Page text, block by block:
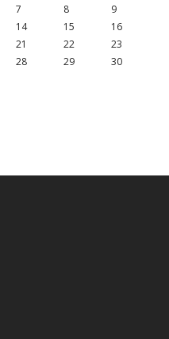
7 8
9
14 15
16
21 22
23
28 29
30